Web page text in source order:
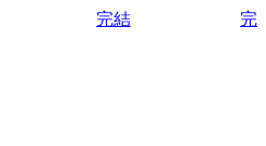
完結 完